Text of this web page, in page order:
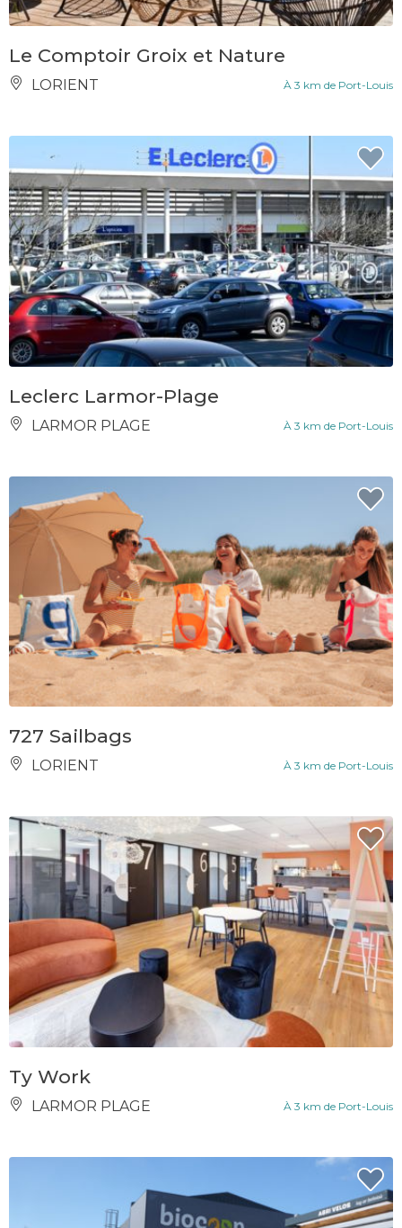
Le Comptoir Groix et Nature
LORIENT À 3 km de Port-Louis
Leclerc Larmor-Plage
LARMOR PLAGE À 3 km de Port-Louis
727 Sailbags
LORIENT À 3 km de Port-Louis
Ty Work
LARMOR PLAGE À 3 km de Port-Louis